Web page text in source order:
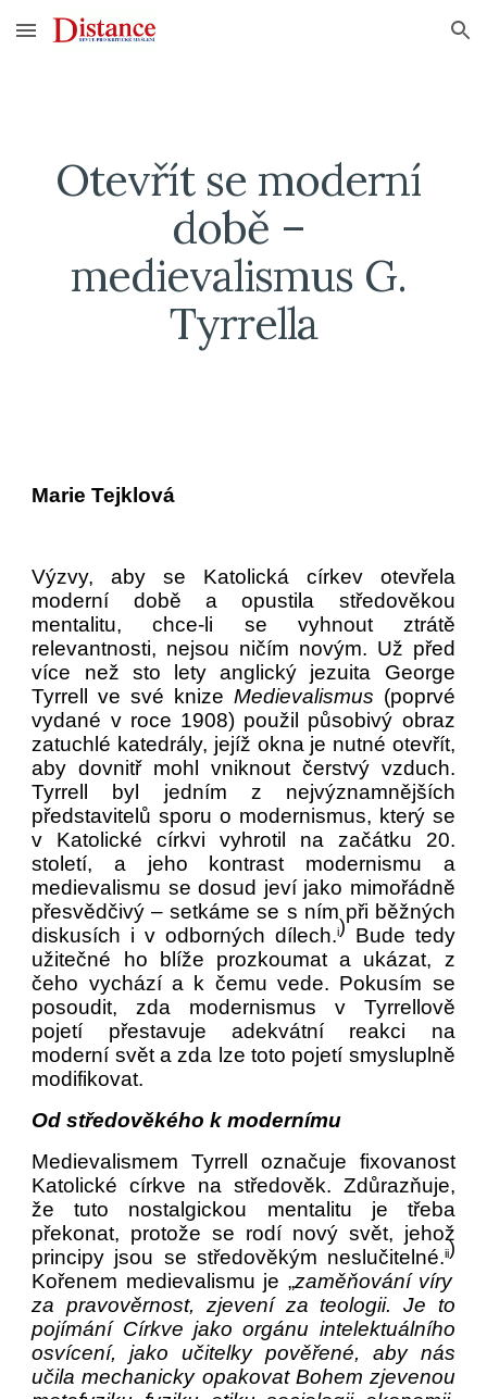
Skip to main content Skip to navigation
Otevřít se moderní
době –
medievalismus G.
Tyrrella
Marie Tejklová
Výzvy, aby se Katolická církev otevřela
moderní době a opustila středověkou
mentalitu, chce‑li se vyhnout ztrátě
relevantnosti, nejsou ničím novým. Už před
více než sto lety anglický jezuita George
Tyrrell ve své knize Medievalismus (poprvé
vydané v roce 1908) použil působivý obraz
zatuchlé katedrály, jejíž okna je nutné otevřít,
aby dovnitř mohl vniknout čerstvý vzduch.
Tyrrell byl jedním z nejvýznamnějších
představitelů sporu o modernismus, který se
v Katolické církvi vyhrotil na začátku 20.
století, a jeho kontrast modernismu a
medievalismu se dosud jeví jako mimořádně
přesvědčivý – setkáme se s ním při běžných
diskusích i v odborných dílech.i) Bude tedy
užitečné ho blíže prozkoumat a ukázat, z
čeho vychází a k čemu vede. Pokusím se
posoudit, zda modernismus v Tyrrellově
pojetí přestavuje adekvátní reakci na
moderní svět a zda lze toto pojetí smysluplně
modifikovat.
Od středověkého k modernímu
Medievalismem Tyrrell označuje fixovanost
Katolické církve na středověk. Zdůrazňuje,
že tuto nostalgickou mentalitu je třeba
překonat, protože se rodí nový svět, jehož
principy jsou se středověkým neslučitelné.ii)
Kořenem medievalismu je „zaměňování víry
za pravověrnost, zjevení za teologii. Je to
pojímání Církve jako orgánu intelektuálního
osvícení, jako učitelky pověřené, aby nás
učila mechanicky opakovat Bohem zjevenou